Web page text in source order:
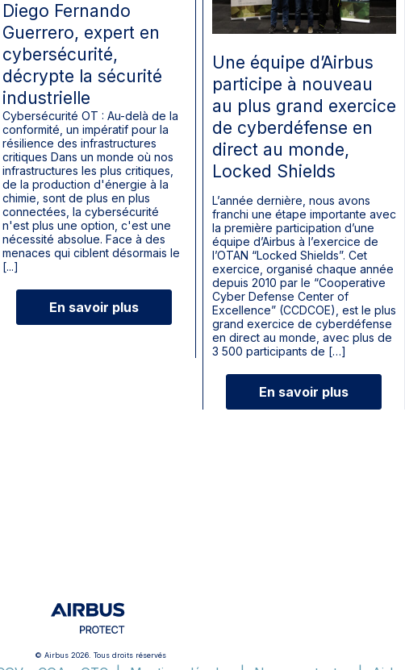
Diego Fernando
Guerrero, expert en
cybersécurité,
décrypte la sécurité
industrielle
Cybersécurité OT : Au-delà de la
conformité, un impératif pour la
résilience des infrastructures
critiques Dans un monde où nos
infrastructures les plus critiques,
de la production d'énergie à la
chimie, sont de plus en plus
connectées, la cybersécurité
n'est plus une option, c'est une
nécessité absolue. Face à des
menaces qui ciblent désormais le
[...]
En savoir plus
Une équipe d’Airbus
participe à nouveau
au plus grand exercice
de cyberdéfense en
direct au monde,
Locked Shields
L’année dernière, nous avons
franchi une étape importante avec
la première participation d’une
équipe d’Airbus à l’exercice de
l’OTAN “Locked Shields”. Cet
exercice, organisé chaque année
depuis 2010 par le “Cooperative
Cyber Defense Center of
Excellence” (CCDCOE), est le plus
grand exercice de cyberdéfense
en direct au monde, avec plus de
3 500 participants de […]
En savoir plus
© Airbus 2026. Tous droits réservés